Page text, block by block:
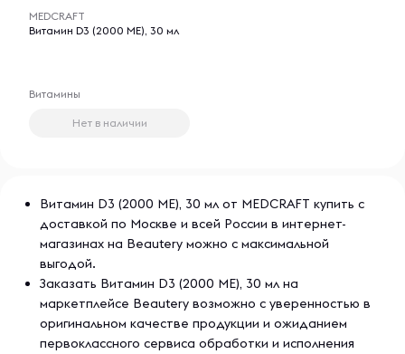
MEDCRAFT
Витамин D3 (2000 МЕ), 30 мл
Витамины
Нет в наличии
Витамин D3 (2000 МЕ), 30 мл от MEDCRAFT купить с
доставкой по Москве и всей России в интернет-
магазинах на Beautery можно с максимальной
выгодой.
Заказать Витамин D3 (2000 МЕ), 30 мл на
маркетплейсе Beautery возможно с уверенностью в
оригинальном качестве продукции и ожиданием
первоклассного сервиса обработки и исполнения